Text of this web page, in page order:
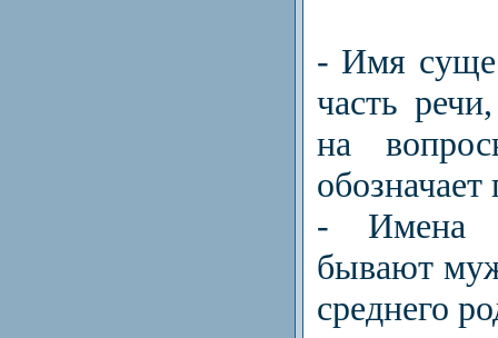
- Имя
часть
на
обозначает
- Имена
бывают
среднего